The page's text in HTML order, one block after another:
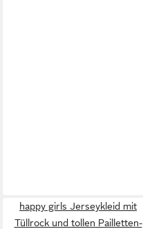
happy girls Jerseykleid mit
Tüllrock und tollen Pailletten-